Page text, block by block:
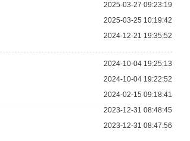
2025-03-27 09:23:19
2025-03-25 10:19:42
2024-12-21 19:35:52
2024-10-04 19:25:13
2024-10-04 19:22:52
2024-02-15 09:18:41
2023-12-31 08:48:45
2023-12-31 08:47:56